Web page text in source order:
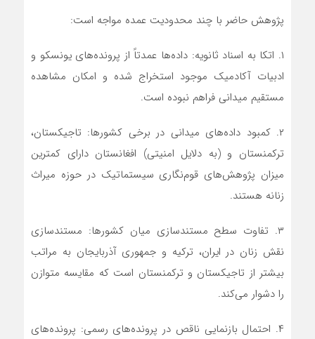
پژوهش حاضر با چند محدودیت عمده مواجه است:
۱. اتکا به اسناد ثانویه: داده‌ها عمدتاً از پرونده‌های یونسکو و
ادبیات آکادمیک موجود استخراج شده و امکان مشاهده
مستقیم میدانی فراهم نبوده است.
۲. کمبود داده‌های میدانی در برخی کشورها: تاجیکستان،
ترکمنستان و (به دلایل امنیتی) افغانستان دارای کمترین
میزان پژوهش‌های قوم‌نگاری سیستماتیک در حوزه میراث
زنانه هستند.
۳. تفاوت سطح مستندسازی میان کشورها: مستندسازی
نقش زنان در ایران، ترکیه و جمهوری آذربایجان به مراتب
بیشتر از تاجیکستان و ترکمنستان است که مقایسه متوازن
را دشوار می‌کند.
۴. احتمال بازنمایی ناقص در پرونده‌های رسمی: پرونده‌های